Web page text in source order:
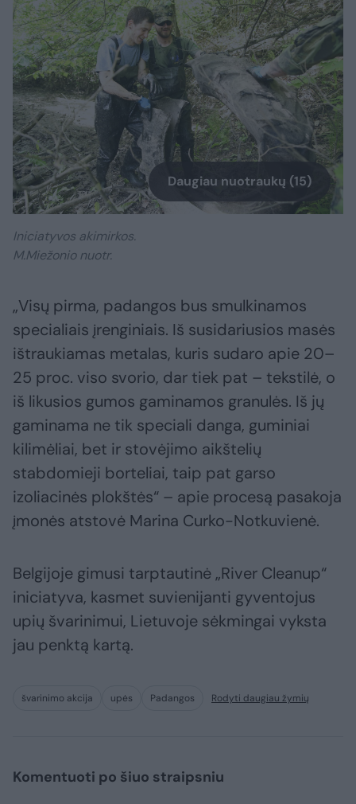
Daugiau nuotraukų (15)
Iniciatyvos akimirkos.
M.Miežonio nuotr.
„Visų pirma, padangos bus smulkinamos
specialiais įrenginiais. Iš susidariusios masės
ištraukiamas metalas, kuris sudaro apie 20–
25 proc. viso svorio, dar tiek pat – tekstilė, o
iš likusios gumos gaminamos granulės. Iš jų
gaminama ne tik speciali danga, guminiai
kilimėliai, bet ir stovėjimo aikštelių
stabdomieji borteliai, taip pat garso
izoliacinės plokštės“ – apie procesą pasakoja
įmonės atstovė Marina Curko-Notkuvienė.
Belgijoje gimusi tarptautinė „River Cleanup“
iniciatyva, kasmet suvienijanti gyventojus
upių švarinimui, Lietuvoje sėkmingai vyksta
jau penktą kartą.
švarinimo akcija upės Padangos Rodyti daugiau žymių
Komentuoti po šiuo straipsniu